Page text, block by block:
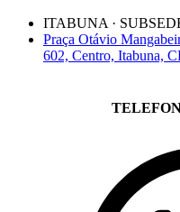
ITABUNA ·
Praça Otávio
602, Centro, Itabuna,